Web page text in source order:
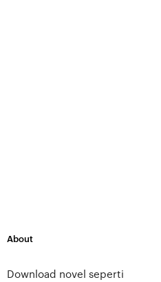
About
Download novel seperti